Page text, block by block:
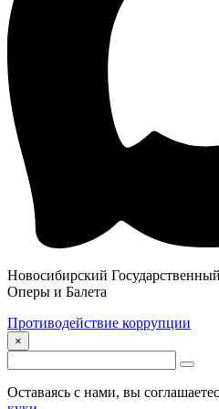
Новосибирский
Оперы и Балета
Противодействие коррупции
×
Оставаясь с нами, вы